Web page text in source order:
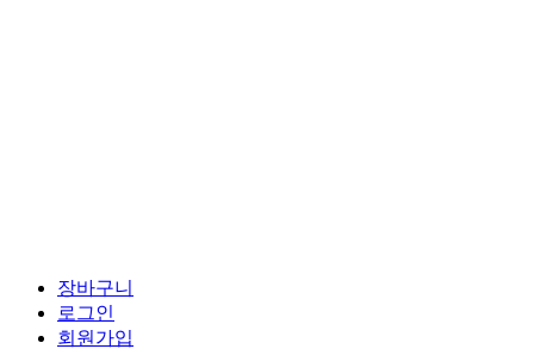
장바구니
로그인
회원가입